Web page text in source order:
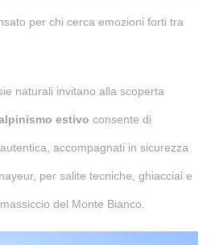
per chi cerca emozioni forti tra
naturali invitano alla scoperta
estivo consente di
accompagnati in sicurezza
per salite tecniche, ghiacciai e
del Monte Bianco.